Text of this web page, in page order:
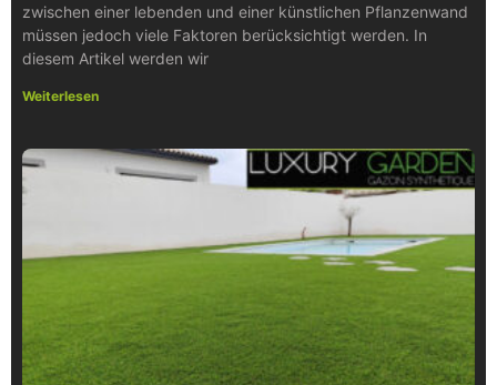
zwischen einer lebenden und einer künstlichen Pflanzenwand
müssen jedoch viele Faktoren berücksichtigt werden. In
diesem Artikel werden wir
Weiterlesen